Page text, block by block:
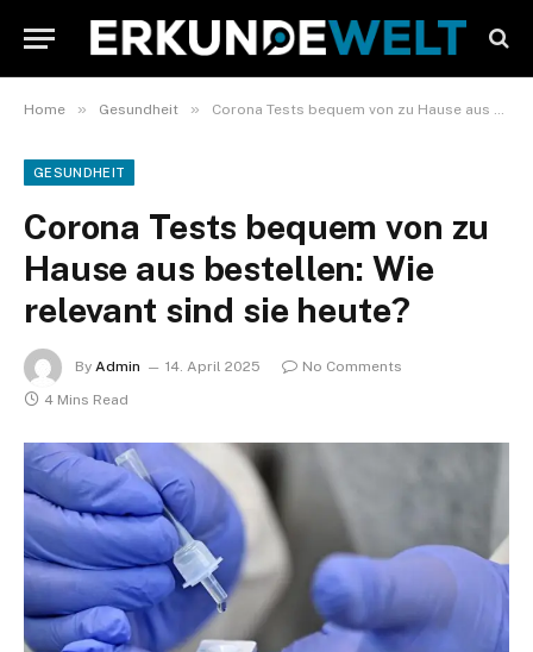
Home » Gesundheit » Corona Tests bequem von zu Hause aus bestellen: Wie relevant sind sie heute?
GESUNDHEIT
Corona Tests bequem von zu
Hause aus bestellen: Wie
relevant sind sie heute?
By Admin 14. April 2025
No Comments
4 Mins Read